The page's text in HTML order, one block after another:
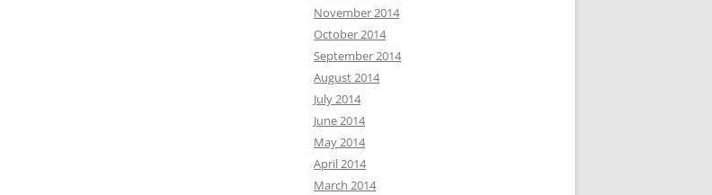
November 2014
October 2014
September 2014
August 2014
July 2014
June 2014
May 2014
April 2014
March 2014